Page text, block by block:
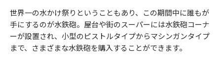
世界一の水かけ祭りということもあり、この期間中に誰もが
手にするのが水鉄砲。屋台や街のスーパーには水鉄砲コーナ
ーが設置され、小型のピストルタイプからマシンガンタイプ
まで、さまざまな水鉄砲を購入することができます。